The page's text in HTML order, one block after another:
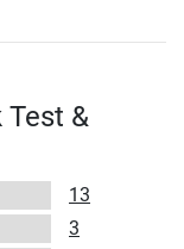
Test &
13
3